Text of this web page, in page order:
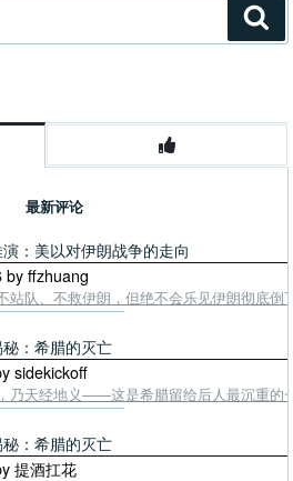
最新评论
：美以对伊朗战争的走向
by ffzhuang
站队、不救伊朗，但绝不会乐见伊朗彻底
：希腊的灭亡
sidekickoff
乃天经地义——这是希腊留给后人最沉重的
：希腊的灭亡
提酒扛花